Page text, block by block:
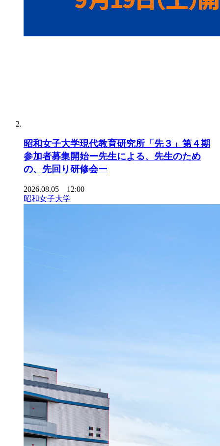
昭和女子大学現代教育研究所「先３」第４期
参加者募集開始ー先生による、先生のため
の、先回り研修会ー
2026.08.05 12:00
昭和女子大学